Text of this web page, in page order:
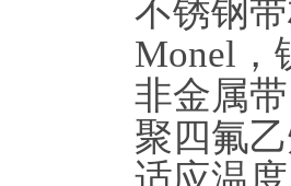
不锈钢
Monel，
非金属
聚四氟